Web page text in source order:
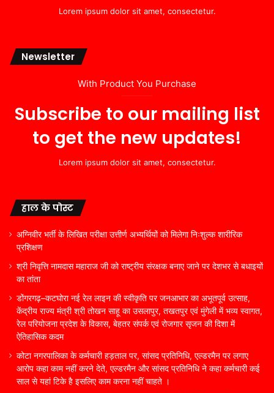
Lorem ipsum dolor sit amet, consectetur.
Newsletter
With Product You Purchase
Subscribe to our mailing list
to get the new updates!
Lorem ipsum dolor sit amet, consectetur.
हाल के पोस्ट
अग्निवीर भर्ती के लिखित परीक्षा उत्तीर्ण अभ्यर्थियों को मिलेगा निःशुल्क शारीरिक
प्रशिक्षण
श्री निवृत्ति नामदास महाराज जी को राष्ट्रीय संरक्षक बनाए जाने पर देशभर से बधाइयों
का तांता
डोंगरगढ़–कटघोरा नई रेल लाइन की स्वीकृति पर जनआभार का अभूतपूर्व उत्साह,
केंद्रीय राज्य मंत्री श्री तोखन साहू का उसलापुर, तखतपुर एवं मुंगेली में भव्य स्वागत,
रेल परियोजना प्रदेश के विकास, बेहतर संपर्क एवं रोजगार सृजन की दिशा में
ऐतिहासिक कदम
कोटा नगरपालिका के कर्मचारी हड़ताल पर, सांसद प्रतिनिधि, एल्डरमैन पर लगाए
आरोप कहा काम नहीं करने देते, एल्डरमैन और सांसद प्रतिनिधि ने कहा कर्मचारी कई
साल से यहां टिके है इसलिए काम करना नहीं चाहते ।